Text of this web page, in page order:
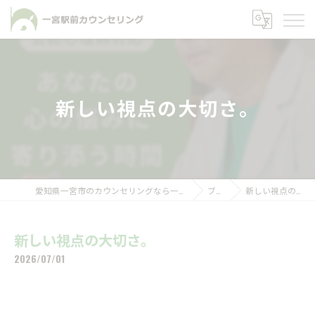
新しい視点の大切さ。
ブログ 新しい視点の大切さ。
新しい視点の大切さ。
2026/07/01